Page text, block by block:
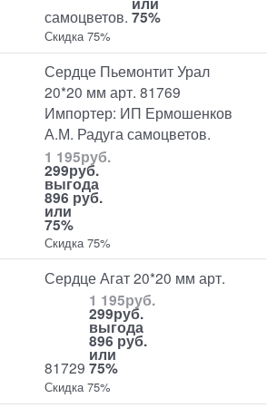
самоцветов. 75%
Скидка 75%
Сердце Пьемонтит Урал
20*20 мм арт. 81769
Импортер: ИП Ермошенков
А.М. Радуга самоцветов.
1 195руб.
299руб.
выгода
896 руб.
или
75%
Скидка 75%
Сердце Агат 20*20 мм арт.
81729
1 195руб.
299руб.
выгода
896 руб.
или
75%
Скидка 75%